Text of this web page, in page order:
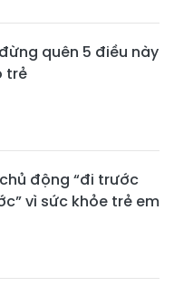
quên 5 điều này
trẻ
động “đi trước
vì sức khỏe trẻ em